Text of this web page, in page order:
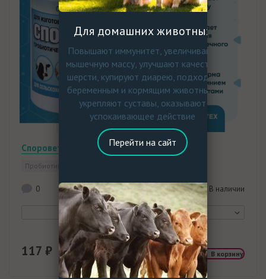
Спороветин
Пробиотик
0 В наличии
117 ₽ В корзину
Для домашних животных
Повышают иммунитет, увеличивают
мышечную массу, улучшают качество
шерсти, купируют диарею, подходят
беременным и кормящим животным,
укрепляют суставы, оказывают
успокаивающее действие
Перейти на сайт